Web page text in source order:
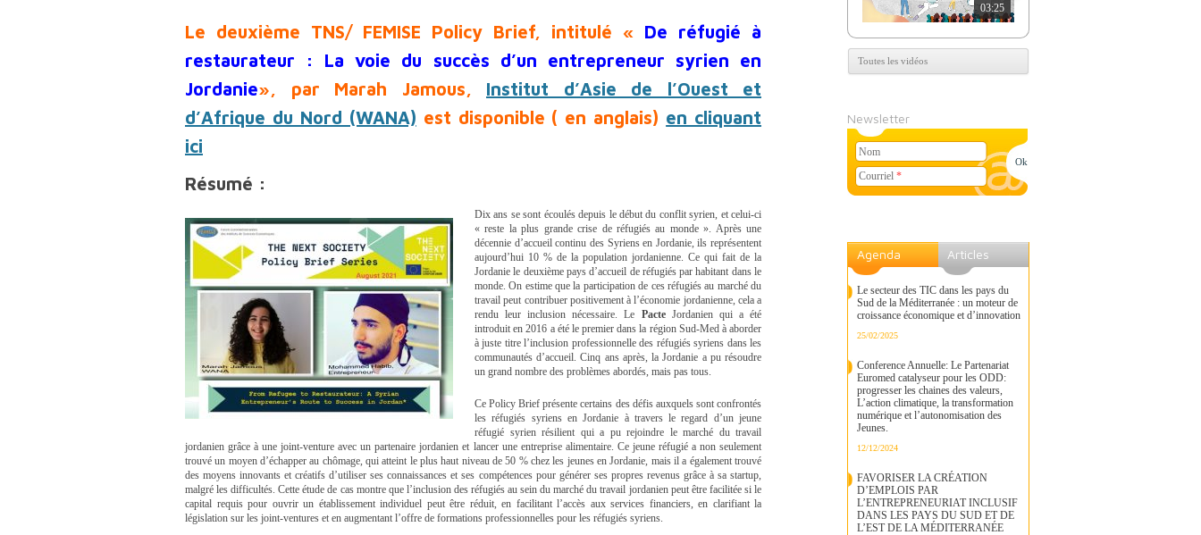
Le deuxième TNS/ FEMISE Policy Brief, intitulé « De réfugié à
restaurateur : La voie du succès d’un entrepreneur syrien en
Jordanie», par Marah Jamous, Institut d’Asie de l’Ouest et
d’Afrique du Nord (WANA) est disponible ( en anglais) en cliquant
ici
Résumé :
Dix ans se sont écoulés depuis le début du conflit syrien, et celui-ci
« reste la plus grande crise de réfugiés au monde ». Après une
décennie d’accueil continu des Syriens en Jordanie, ils représentent
aujourd’hui 10 % de la population jordanienne. Ce qui fait de la
Jordanie le deuxième pays d’accueil de réfugiés par habitant dans le
monde. On estime que la participation de ces réfugiés au marché du
travail peut contribuer positivement à l’économie jordanienne, cela a
rendu leur inclusion nécessaire. Le Pacte Jordanien qui a été
introduit en 2016 a été le premier dans la région Sud-Med à aborder
à juste titre l’inclusion professionnelle des réfugiés syriens dans les
communautés d’accueil. Cinq ans après, la Jordanie a pu résoudre
un grand nombre des problèmes abordés, mais pas tous.
Ce Policy Brief présente certains des défis auxquels sont confrontés
les réfugiés syriens en Jordanie à travers le regard d’un jeune
réfugié syrien résilient qui a pu rejoindre le marché du travail
jordanien grâce à une joint-venture avec un partenaire jordanien et lancer une entreprise alimentaire. Ce jeune réfugié a non seulement
trouvé un moyen d’échapper au chômage, qui atteint le plus haut niveau de 50 % chez les jeunes en Jordanie, mais il a également trouvé
des moyens innovants et créatifs d’utiliser ses connaissances et ses compétences pour générer ses propres revenus grâce à sa startup,
malgré les difficultés. Cette étude de cas montre que l’inclusion des réfugiés au sein du marché du travail jordanien peut être facilitée si le
capital requis pour ouvrir un établissement individuel peut être réduit, en facilitant l’accès aux services financiers, en clarifiant la
législation sur les joint-ventures et en augmentant l’offre de formations professionnelles pour les réfugiés syriens.
03:25
Toutes les vidéos
Newsletter
Courriel *
Nom
Agenda Articles
Le secteur des TIC dans les pays du
Sud de la Méditerranée : un moteur de
croissance économique et d’innovation
25/02/2025
Conference Annuelle: Le Partenariat
Euromed catalyseur pour les ODD:
progresser les chaines des valeurs,
L’action climatique, la transformation
numérique et l’autonomisation des
Jeunes.
12/12/2024
FAVORISER LA CRÉATION
D’EMPLOIS PAR
L’ENTREPRENEURIAT INCLUSIF
DANS LES PAYS DU SUD ET DE
L’EST DE LA MÉDITERRANÉE